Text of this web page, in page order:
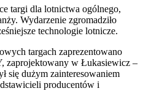
targi dla lotnictwa ogólnego,
Wydarzenie zgromadziło
technologie lotnicze.
targach zaprezentowano
zaprojektowany w Łukasiewicz –
się dużym zainteresowaniem
producentów i